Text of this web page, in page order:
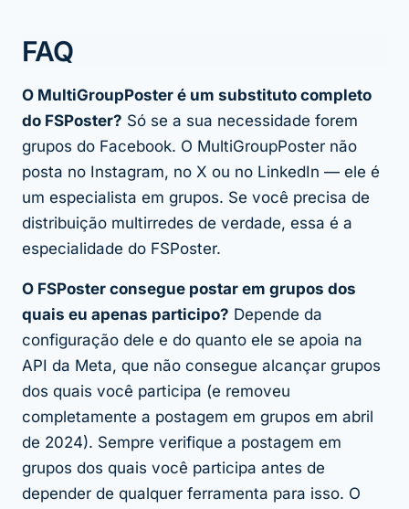
FAQ
O MultiGroupPoster é um substituto completo
do FSPoster? Só se a sua necessidade forem
grupos do Facebook. O MultiGroupPoster não
posta no Instagram, no X ou no LinkedIn — ele é
um especialista em grupos. Se você precisa de
distribuição multirredes de verdade, essa é a
especialidade do FSPoster.
O FSPoster consegue postar em grupos dos
quais eu apenas participo? Depende da
configuração dele e do quanto ele se apoia na
API da Meta, que não consegue alcançar grupos
dos quais você participa (e removeu
completamente a postagem em grupos em abril
de 2024). Sempre verifique a postagem em
grupos dos quais você participa antes de
depender de qualquer ferramenta para isso. O